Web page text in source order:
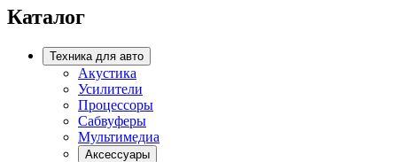
Каталог
Техника для авто
Акустика
Усилители
Процессоры
Сабвуферы
Мультимедиа
Аксессуары